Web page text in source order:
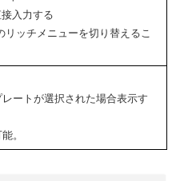
入力する
リッチメニューを切り替えるこ
ートが選択された場合表示す
。